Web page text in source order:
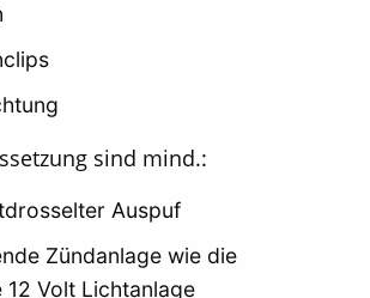
sind mind.:
Auspuf
Zündanlage wie die
Volt Lichtanlage